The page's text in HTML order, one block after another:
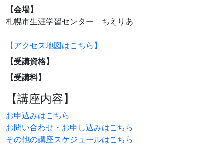
【会場】
札幌市生涯学習センター ちえりあ
【アクセス地図はこちら】
【受講資格】
【受講料】
【講座内容】
お申込みはこちら
お問い合わせ・お申し込みはこちら
その他の講座スケジュールはこちら